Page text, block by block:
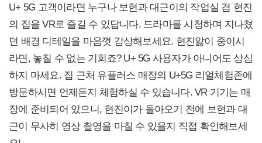
U+ 5G 고객이라면 누구나 보현과 대근이의 작업실 겸 현진
의 집을 VR로 즐길 수 있답니다. 드라마를 시청하며 지나쳤
던 배경 디테일을 마음껏 감상해보세요. 현진앓이 중이시
라면, 놓칠 수 없는 기회죠? U+ 5G 사용자가 아니어도 상심
하지 마세요. 집 근처 유플러스 매장의 U+5G 리얼체험존에
방문하시면 언제든지 체험하실 수 있습니다. VR 기기는 매
장에 준비되어 있으니, 현진이가 돌아오기 전에 보현과 대
근이 무사히 영상 촬영을 마칠 수 있을지 직접 확인해보세